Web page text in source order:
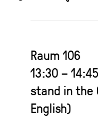
Raum 106
13:30 –
stand in the
English)